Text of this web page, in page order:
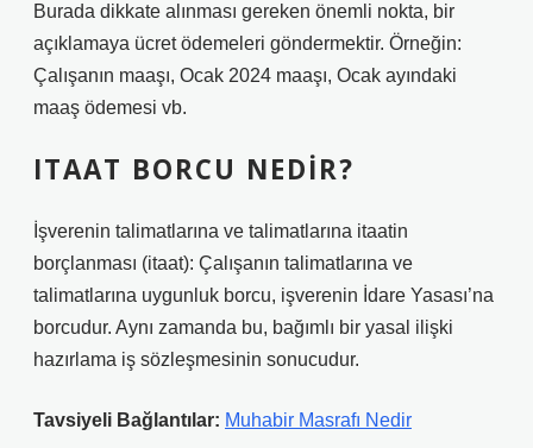
Burada dikkate alınması gereken önemli nokta, bir
açıklamaya ücret ödemeleri göndermektir. Örneğin:
Çalışanın maaşı, Ocak 2024 maaşı, Ocak ayındaki
maaş ödemesi vb.
ITAAT BORCU NEDIR?
İşverenin talimatlarına ve talimatlarına itaatin
borçlanması (itaat): Çalışanın talimatlarına ve
talimatlarına uygunluk borcu, işverenin İdare Yasası’na
borcudur. Aynı zamanda bu, bağımlı bir yasal ilişki
hazırlama iş sözleşmesinin sonucudur.
Tavsiyeli Bağlantılar: Muhabir Masrafı Nedir